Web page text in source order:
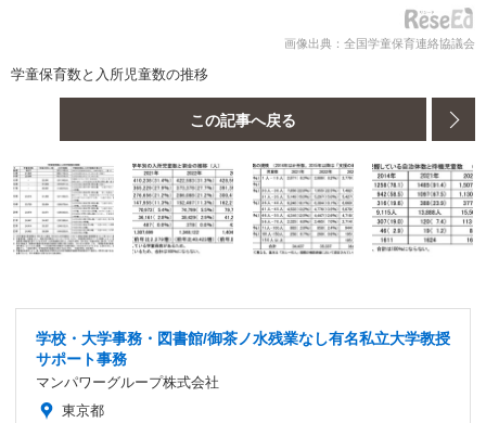
画像出典：全国学童保育連絡協議会
学童保育数と入所児童数の推移
この記事へ戻る
学校・大学事務・図書館/御茶ノ水残業なし有名私立大学教授
サポート事務
マンパワーグループ株式会社
東京都